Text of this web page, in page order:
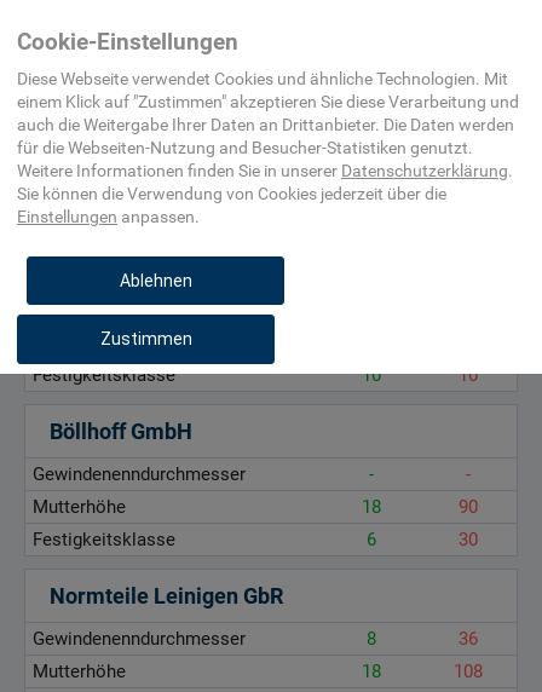
Befestigungsmittel,
Beschlag
Gewindenenndurchmesser, mm
Mutterhöhe, mm
Festigkeitsklasse, -
Gewindenenndurchmesser
Mutterhöhe
Festigkeitsklasse
10 10
Böllhoff GmbH
Gewindenenndurchmesser -
-
Mutterhöhe
18
90
Festigkeitsklasse
6 30
Normteile Leinigen GbR
Gewindenenndurchmesser 8
36
Mutterhöhe
18
108
Cookie-Einstellungen
Diese Webseite verwendet Cookies und ähnliche Technologien. Mit
einem Klick auf "Zustimmen" akzeptieren Sie diese Verarbeitung und
auch die Weitergabe Ihrer Daten an Drittanbieter. Die Daten werden
für dieWebseiten-Nutzung and Besucher-Statistiken genutzt.
Weitere Informationen finden Sie in unserer Datenschutzerklärung.
Sie können die Verwendung von Cookies jederzeit über die
Einstellungen anpassen.
Ablehnen
Zustimmen